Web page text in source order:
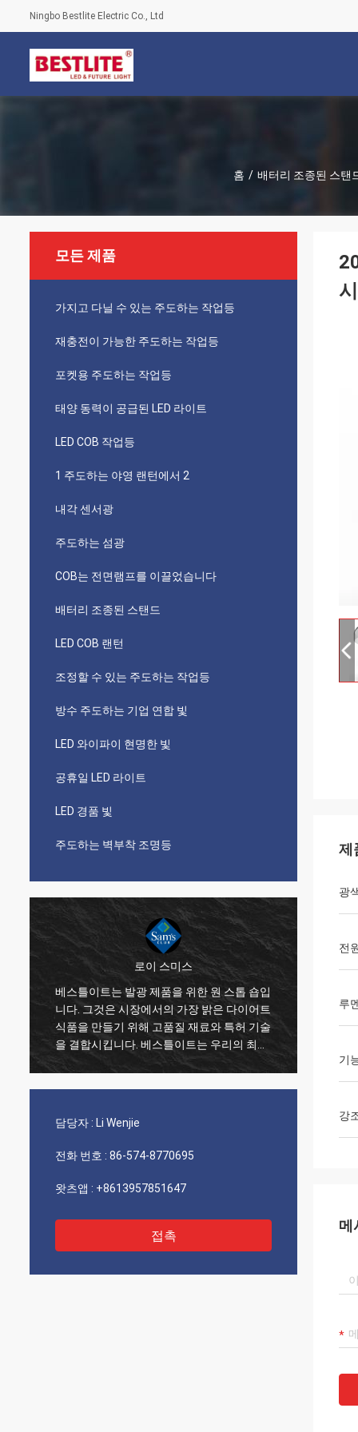
Ningbo Bestlite Electric Co., Ltd
홈 / 배터리 조종된 스탠
모든 제품
가지고 다닐 수 있는 주도하는 작업등
재충전이 가능한 주도하는 작업등
포켓용 주도하는 작업등
태양 동력이 공급된 LED 라이트
LED COB 작업등
1 주도하는 야영 랜턴에서 2
내각 센서광
주도하는 섬광
COB는 전면램프를 이끌었습니다
배터리 조종된 스탠드
LED COB 랜턴
조정할 수 있는 주도하는 작업등
방수 주도하는 기업 연합 빛
LED 와이파이 현명한 빛
공휴일 LED 라이트
LED 경품 빛
주도하는 벽부착 조명등
로이 스미스
베스틀이트는 발광 제품을 위한 원 스톱 숍입
니다. 그것은 시장에서의 가장 밝은 다이어트
식품을 만들기 위해 고품질 재료와 특허 기술
을 결합시킵니다. 베스틀이트는 우리의 최고
의 공급자와 오랫동안의 신뢰 파트너입니다.
였고
집니
문에
었습
담당자 : Li Wenjie
전화 번호 : 86-574-8770695
왓츠앱 : +8613957851647
접촉
제
광
전
루
기
강
메